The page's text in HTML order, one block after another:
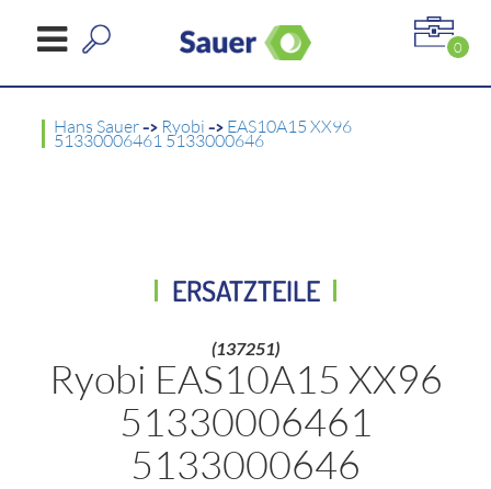
0
Hans Sauer-> Ryobi -> EAS10A15 XX96
51330006461 5133000646
ERSATZTEILE
(137251)
Ryobi EAS10A15 XX96
51330006461
5133000646